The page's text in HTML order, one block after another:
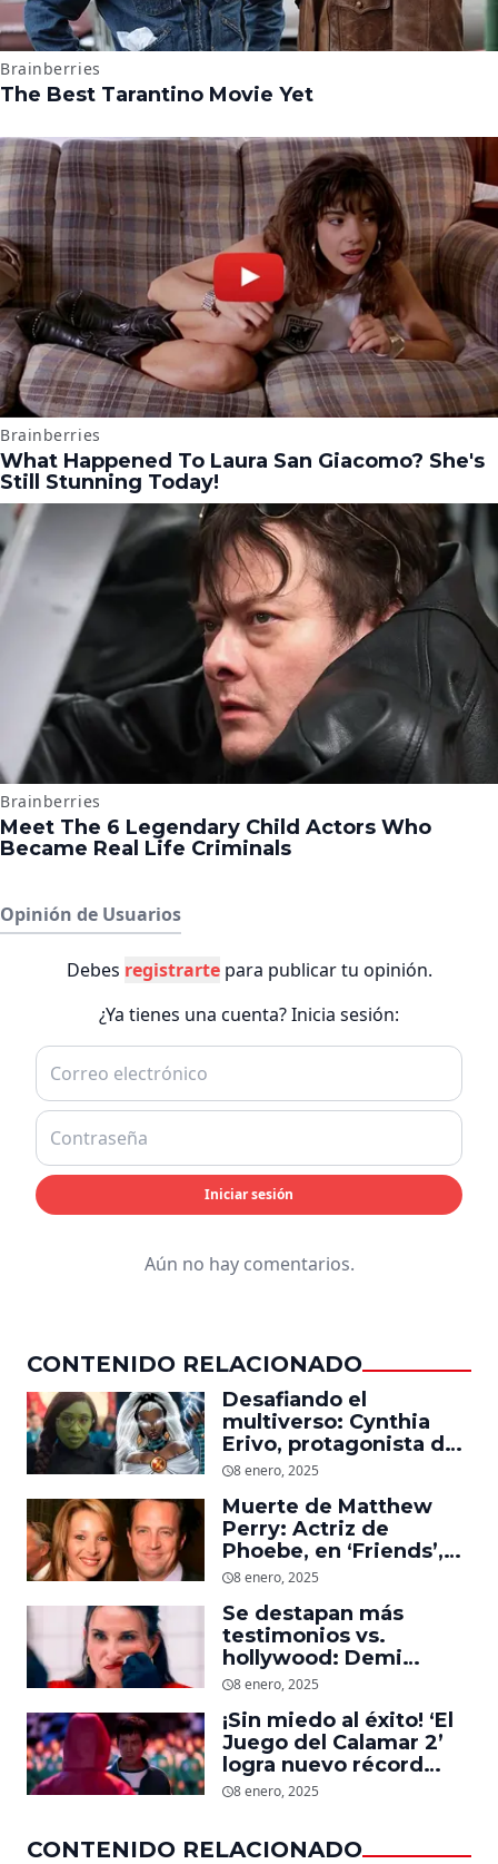
Opinión de Usuarios
Debes registrartepara publicar tu opinión.
¿Ya tienes una cuenta? Inicia sesión:
Iniciar sesión
Aún no hay comentarios.
CONTENIDO RELACIONADO
Desafiando el
multiverso: Cynthia
Erivo, protagonista de
‘Wicked’, quiere ser
8 enero, 2025
Muerte de Matthew
Perry: Actriz de
Phoebe, en ‘Friends’,
descubre un emotivo
dejó
8 enero, 2025
Se destapan más
testimonios vs.
hollywood: Demi
Moore, protagonista de
daño que le hizo la
industria a su cuerpo
8 enero, 2025
¡Sin miedo al éxito! ‘El
Juego del Calamar 2’
logra nuevo récord
mundial en tan solo 11
8 enero, 2025
CONTENIDO RELACIONADO